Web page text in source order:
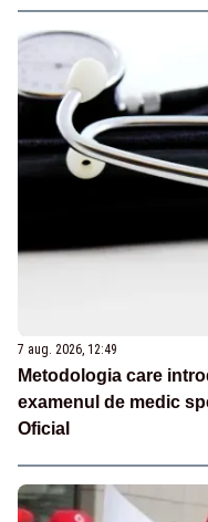
7 aug. 2026, 12:49
Metodologia care
examenul de medic
Oficial